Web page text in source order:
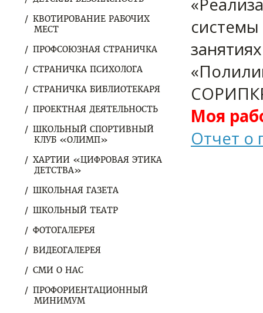
КВОТИРОВАНИЕ РАБОЧИХ
МЕСТ
ПРОФСОЮЗНАЯ СТРАНИЧКА
СТРАНИЧКА ПСИХОЛОГА
СТРАНИЧКА БИБЛИОТЕКАРЯ
ПРОЕКТНАЯ ДЕЯТЕЛЬНОСТЬ
ШКОЛЬНЫЙ СПОРТИВНЫЙ
КЛУБ «ОЛИМП»
ХАРТИИ «ЦИФРОВАЯ ЭТИКА
ДЕТСТВА»
ШКОЛЬНАЯ ГАЗЕТА
ШКОЛЬНЫЙ ТЕАТР
ФОТОГАЛЕРЕЯ
ВИДЕОГАЛЕРЕЯ
СМИ О НАС
ПРОФОРИЕНТАЦИОННЫЙ
МИНИМУМ
Моя
Отчет о